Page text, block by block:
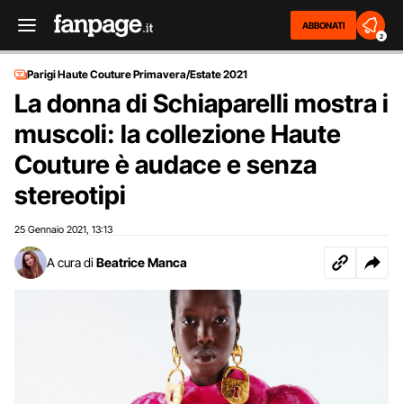
ABBONATI
2
Parigi Haute Couture Primavera/Estate 2021
La donna di Schiaparelli mostra i
muscoli: la collezione Haute
Couture è audace e senza
stereotipi
25 Gennaio 2021 13:13
A cura di Beatrice Manca